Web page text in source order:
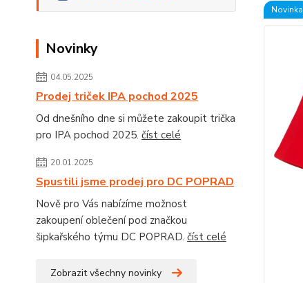
Novinky
04.05.2025
Prodej triček IPA pochod 2025
Od dnešního dne si můžete zakoupit trička
pro IPA pochod 2025. číst celé
20.01.2025
Spustili jsme prodej pro DC POPRAD
Nově pro Vás nabízíme možnost
zakoupení oblečení pod značkou
šipkařského týmu DC POPRAD. číst celé
Zobrazit všechny novinky
Novinka